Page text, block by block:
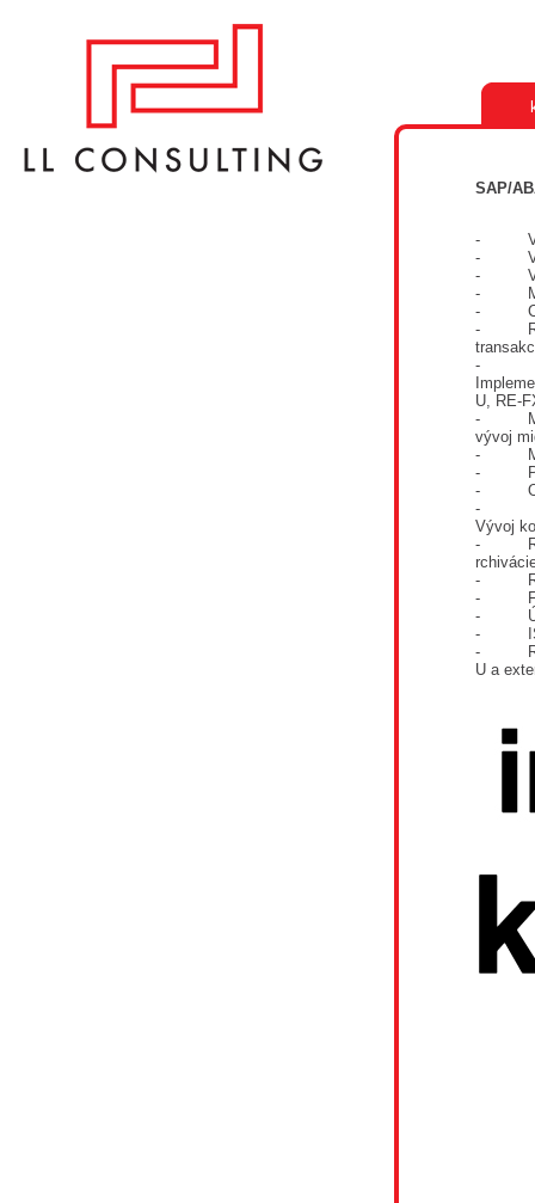
SAP/
-
-
-
-
-
-
-
U, RE-
-
vývoj
-
-
-
-
Vývoj
-
-
-
-
- IS-U
-
U a